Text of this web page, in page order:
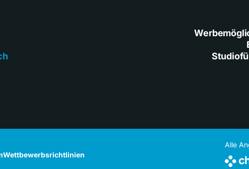
Wettbewerbsrichtlinien
Alle